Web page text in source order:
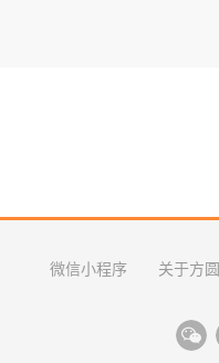
微信小程序 关于方圆